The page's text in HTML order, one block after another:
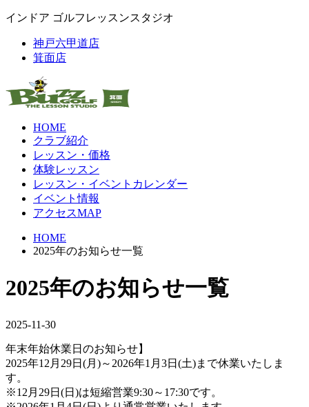
インドア ゴルフレッスンスタジオ
神戸六甲道店
箕面店
HOME
クラブ紹介
レッスン・価格
体験レッスン
レッスン・イベントカレンダー
イベント情報
アクセスMAP
HOME
2025年のお知らせ一覧
2025年のお知らせ一覧
2025-11-30
年末年始休業日のお知らせ】
2025年12月29日(月)～2026年1月3日(土)まで休業いたしま
す。
※12月29日(日)は短縮営業9:30～17:30です。